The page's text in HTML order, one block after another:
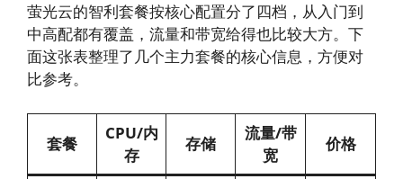
萤光云的智利套餐按核心配置分了四档，从入门到
中高配都有覆盖，流量和带宽给得也比较大方。下
面这张表整理了几个主力套餐的核心信息，方便对
比参考。
套餐
CPU/内
存
存储
流量/带
宽
价格